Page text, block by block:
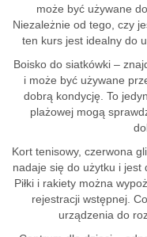
może być używane
Niezależnie od tego, czy
ten kurs jest idealny do
Boisko do siatkówki –
i może być używane
dobrą kondycję. To
plażowej mogą
Kort tenisowy, czerwona
nadaje się do użytku i jest
Piłki i rakiety można
rejestracji wstępnej.
urządzenia do